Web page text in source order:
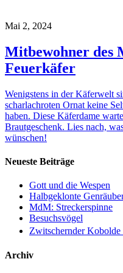
Mai 2, 2024
Mitbewohner des
Feuerkäfer
Wenigstens in der Käferwelt
scharlachroten Ornat keine
haben. Diese Käferdame
Brautgeschenk. Lies nach,
wünschen!
Neueste Beiträge
Gott und die Wespen
Halbgeklonte
MdM: Streckerspinne
Besuchsvögel
Zwitschernder Kobolde
Archiv